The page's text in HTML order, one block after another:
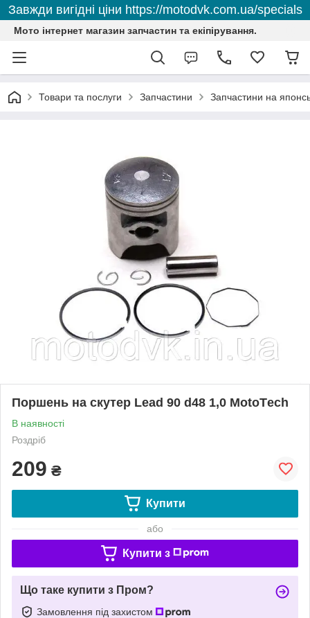
Завжди вигідні ціни https://motodvk.com.ua/specials
Мото інтернет магазин запчастин та екіпірування.
Товари та послуги Запчастини Запчастини на
Поршень на скутер Lead 90 d48 1,0 МotoТech
В наявності
Роздріб
209 ₴
Купити
або
Купити з
Що таке купити з Пром?
Замовлення під захистом